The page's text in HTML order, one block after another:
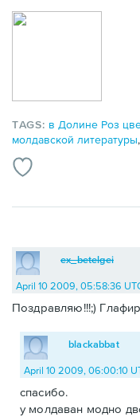
TAGS: в Долине Роз
молдавской литературы,
ex_betelgei
April 10 2009, 05:58:36
Поздравляю!!!;)
blackabbat
April 10 2009, 06:00:10
спасибо.
у молдаван модно